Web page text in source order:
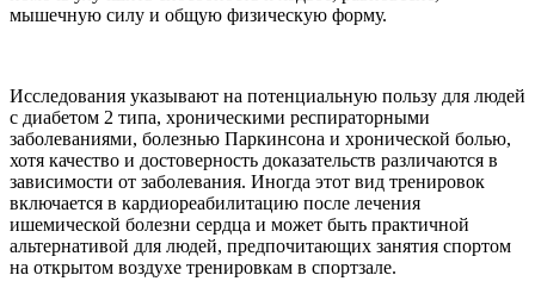
мышечную силу и общую физическую форму.
Исследования указывают на потенциальную пользу для людей
с диабетом 2 типа, хроническими респираторными
заболеваниями, болезнью Паркинсона и хронической болью,
хотя качество и достоверность доказательств различаются в
зависимости от заболевания. Иногда этот вид тренировок
включается в кардиореабилитацию после лечения
ишемической болезни сердца и может быть практичной
альтернативой для людей, предпочитающих занятия спортом
на открытом воздухе тренировкам в спортзале.